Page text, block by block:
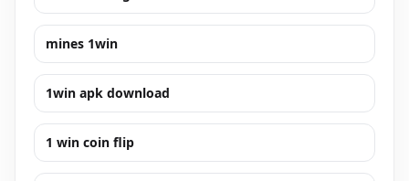
mines 1win
1win apk download
1 win coin flip